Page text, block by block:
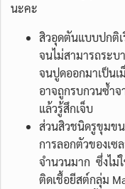
นะคะ
สิวอุดตันแบบปกติ
จนไม่สามารถระบ
จนปูดออกมาเป็นเ
อาจถูกรบกวนซ้ำจ
แล้วรู้สึกเจ็บ
ส่วนสิวชนิดรูขุมข
การลอกตัวของเซ
จำนวนมาก ซึ่งไม่
ติดเชื้อยีสต์กลุ่ม